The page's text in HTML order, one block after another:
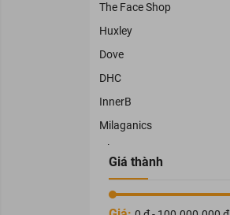
The Face Shop
Huxley
Dove
DHC
InnerB
Milaganics
Olay
Physiogel
Giá thành